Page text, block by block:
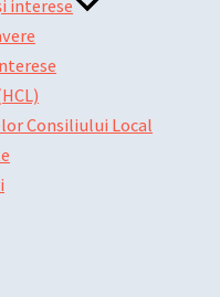
interese
Consiliului Local